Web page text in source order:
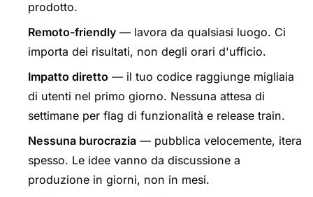
prodotto.
Remoto-friendly — lavora da qualsiasi luogo. Ci
importa dei risultati, non degli orari d'ufficio.
Impatto diretto — il tuo codice raggiunge migliaia
di utenti nel primo giorno. Nessuna attesa di
settimane per flag di funzionalità e release train.
Nessuna burocrazia — pubblica velocemente, itera
spesso. Le idee vanno da discussione a
produzione in giorni, non in mesi.